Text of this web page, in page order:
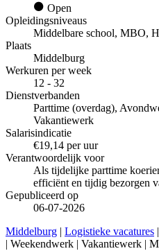
Open
Opleidingsniveaus
Middelbare school, MBO,
Plaats
Middelburg
Werkuren per week
12 - 32
Dienstverbanden
Parttime (overdag),
Vakantiewerk
Salarisindicatie
€19,14 per uur
Verantwoordelijk voor
Als tijdelijke parttime
efficiënt en tijdig bezorgen
Gepubliceerd op
06-07-2026
Middelburg | Logistieke vacatures
| Weekendwerk | Vakantiewerk |